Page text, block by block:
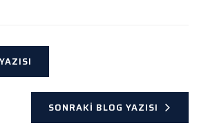
SONRAKI BLOG YAZISI